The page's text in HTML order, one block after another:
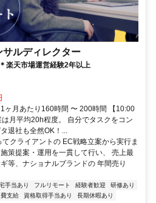
ルディレクター
楽天市場運営経験2年以上
ヶ月あたり160時間 〜 200時間 【10:00
月平均20h程度。 自分でタスクをコン
退社も全然OK！...
クライアントの EC戦略立案から実行ま
策提案・運用を一貫して行い、 売上最
等、ナショナルブランドの 年間売り
手当あり フルリモート 経験者歓迎
研修あり
支給 資格取得手当あり
長期休暇あり